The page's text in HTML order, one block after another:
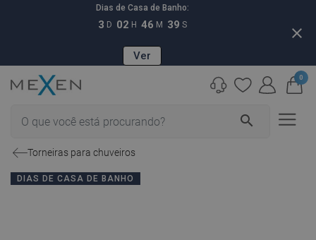
Dias de Casa de Banho:
3 D 02 H 46 M 38 S
Ver
close
search
0
Torneiras para chuveiros
DIAS DE CASA DE BANHO